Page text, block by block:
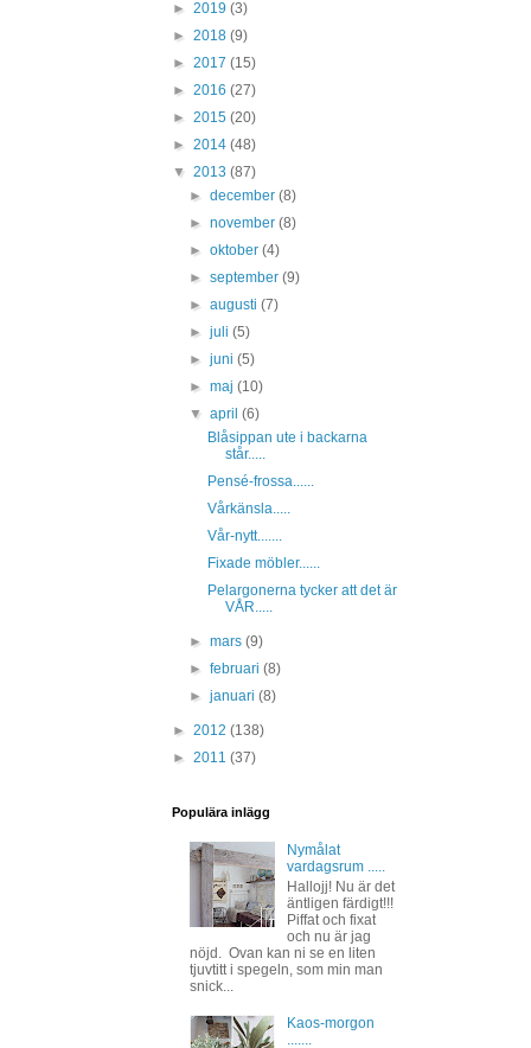
► 2019 (3)
► 2018 (9)
► 2017 (15)
► 2016 (27)
► 2015 (20)
► 2014 (48)
▼ 2013 (87)
►december(8)
►november(8)
►oktober(4)
►september(9)
►augusti(7)
►juli(5)
►juni(5)
►maj(10)
▼april(6)
Blåsippan ute i backarna
står.....
Pensé-frossa......
Vårkänsla.....
Vår-nytt.......
Fixade möbler......
Pelargonerna tycker att det är
VÅR.....
►mars(9)
►februari(8)
►januari(8)
► 2012 (138)
► 2011 (37)
Populära inlägg
Nymålat
vardagsrum .....
Hallojj! Nu är det
äntligen färdigt!!!
Piffat och fixat
och nu är jag
nöjd. Ovan kan ni se en liten
tjuvtitt i spegeln, som min man
snick...
Kaos-morgon